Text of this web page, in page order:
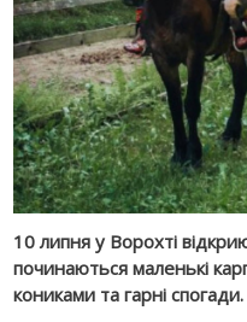
10 липня у Ворохті
починаються маленькі
кониками та гарні спогади.